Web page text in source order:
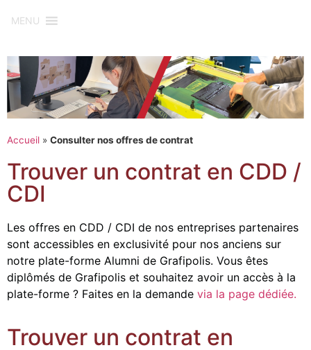
MENU
Accueil » Consulter nos offres de contrat
Trouver un contrat en CDD /
CDI
Les offres en CDD / CDI de nos entreprises partenaires
sont accessibles en exclusivité pour nos anciens sur
notre plate-forme Alumni de Grafipolis. Vous êtes
diplômés de Grafipolis et souhaitez avoir un accès à la
plate-forme ? Faites en la demande via la page dédiée.
Trouver un contrat en